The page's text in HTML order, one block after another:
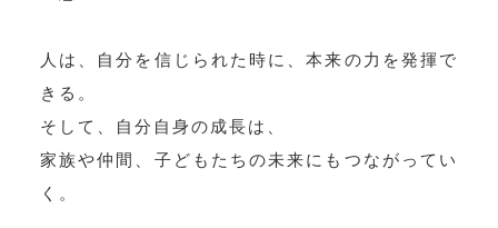
人は、自分を信じられた時に、本来の力を発揮で
きる。
そして、自分自身の成長は、
家族や仲間、子どもたちの未来にもつながってい
く。